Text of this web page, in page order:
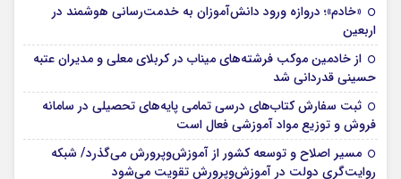
«خادم»؛ دروازه ورود دانش‌آموزان به خدمت‌رسانی هوشمند در
اربعین
از خادمین موکب فرشته‌های میناب در کربلای معلی و مدیران عتبه
حسینی قدردانی شد
ثبت سفارش کتاب‌های درسی تمامی پایه‌های تحصیلی در سامانه
فروش و توزیع مواد آموزشی فعال است
مسیر اصلاح و توسعه کشور از آموزش‌وپرورش می‌گذرد/ شبکه
روایت‌‌گری دولت در آموزش‌وپرورش تقویت می‌شود